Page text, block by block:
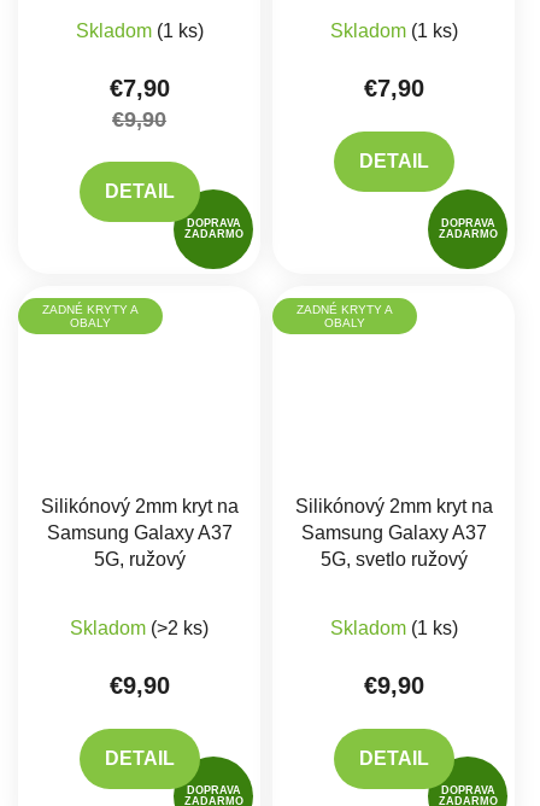
DOPRAVA
ZADARMO
Skladom (1 ks)
€7,90
€9,90
DETAIL
DOPRAVA
ZADARMO
Skladom (1 ks)
€7,90
DETAIL
ZADNÉ KRYTY A
OBALY
DOPRAVA
ZADARMO
Silikónový 2mm kryt na
Samsung Galaxy A37
5G, ružový
Skladom (>2 ks)
€9,90
DETAIL
ZADNÉ KRYTY A
OBALY
DOPRAVA
ZADARMO
Silikónový 2mm kryt na
Samsung Galaxy A37
5G, svetlo ružový
Skladom (1 ks)
€9,90
DETAIL